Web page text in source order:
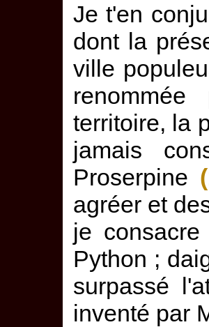
Je t'en
dont la
ville
territoire, la
jamais
Proserpine
agréer et
je
Python ;
surpassé
inventé par